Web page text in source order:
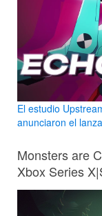
El estudio
anunciaron el
Monsters are
Xbox Series